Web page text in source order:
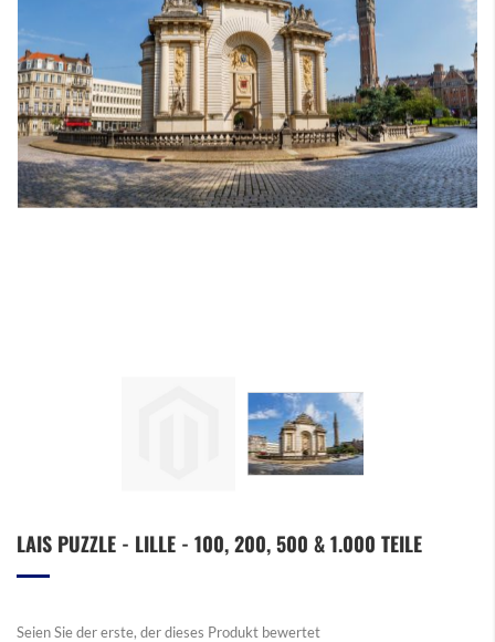
Anfang
LAIS PUZZLE - LILLE - 100, 200, 500 & 1.000 TEILE
Seien Sie der erste, der dieses Produkt bewertet